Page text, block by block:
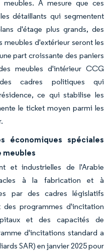
À mesure que ces
détaillants qui segmentent
d'étage plus grands, des
d'extérieur seront les
part croissante des paniers
meubles d'intérieur CCG
cadres politiques qui
ce qui stabilise les
le ticket moyen parmi les
économiques spéciales
meubles
et industrielles de l'Arabie
à la fabrication et à
par des cadres législatifs
programmes d'incitation
et des capacités de
d'incitations standard a
SAR) en janvier 2025 pour